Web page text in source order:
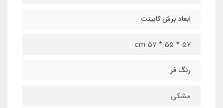
ابعاد برش کابینت
۵۷ * ۵۵ * 5۷ cm
رنگ فر
مشکی